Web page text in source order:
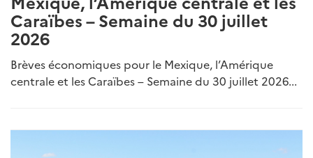
Caraïbes – Semaine du 30 juillet
2026
Brèves économiques pour le Mexique, l’Amérique
centrale et les Caraïbes – Semaine du 30 juillet 2026...